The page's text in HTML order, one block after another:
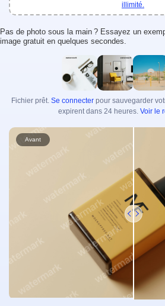
Suppression du filigrane vidéo
Amplificateur vidéo Illimité
Boîtes à outils photo
Suppression de l'arrière-plan des photos
Suppression de filigrane sur les photos Illimité
Amélioration de la photo
Générateur de sous-titres automatique
illimité.
Pas de photo sous la main ? Essayez un
image gratuit en quelques secondes.
Fichier prêt. Se connecterpour sauvegarder
expirent dans 24 heures. Voir le
Avant